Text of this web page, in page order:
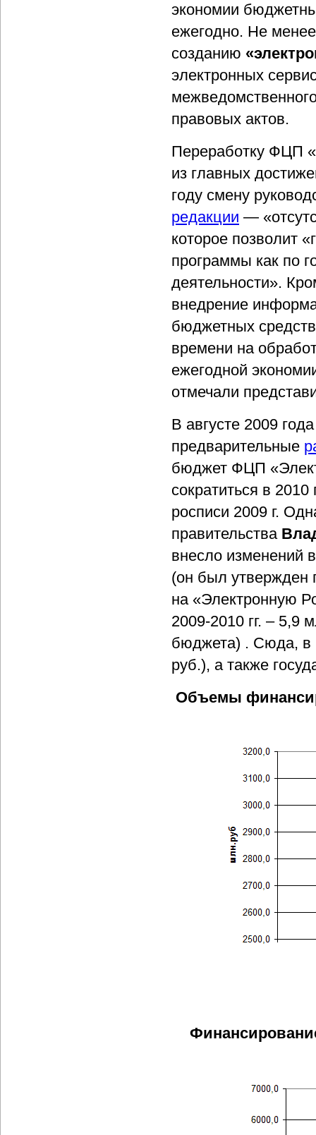
экономии
ежегодно. Не
созданию
электронных
правовых актов.
Переработку ФЦП
из главных
году смену
редакции —
которое позволит
программы как по
деятельности».
внедрение
бюджетных
времени на
ежегодной
отмечали
В августе 2009
предварительные
бюджет ФЦП
сократиться в
росписи 2009 г.
правительства
внесло изменений
(он был утвержден
на «Электронную
2009-2010 гг. – 5,9
бюджета) . Сюда, в
руб.), а также
Объемы